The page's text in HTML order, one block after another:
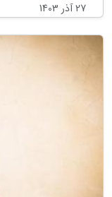
27 آذر 1403